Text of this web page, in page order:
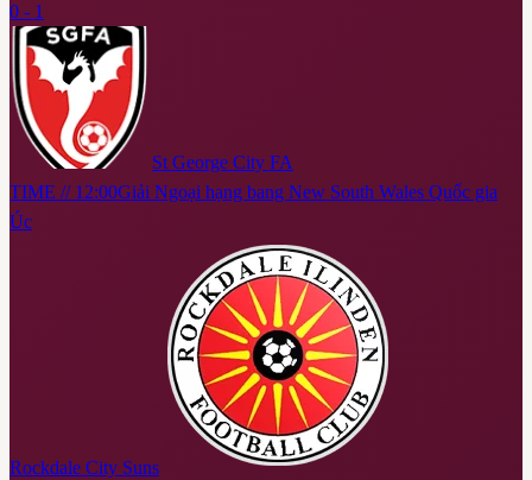
0 - 1
St George City FA
TIME // 12:00Giải Ngoại hạng bang New South Wales Quốc gia
Úc
Rockdale City Suns